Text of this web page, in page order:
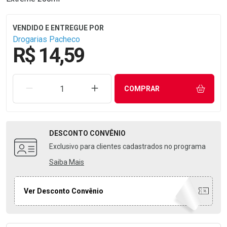
Drogarias Pacheco
R$ 14,59
REMOVER UMA UNIDADEAUMENTAR UMA UNIDADE
COMPRAR
DESCONTO CONVÊNIO
Exclusivo para clientes cadastrados no programa
Saiba Mais
Ver Desconto Convênio